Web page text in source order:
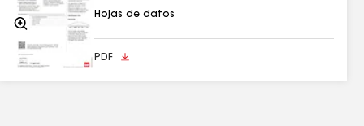
Acercarse
Hojas de datos
PDF